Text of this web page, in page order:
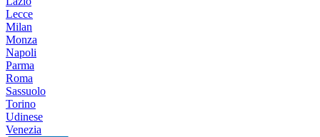
Lecce
Milan
Monza
Napoli
Parma
Roma
Sassuolo
Torino
Udinese
Venezia